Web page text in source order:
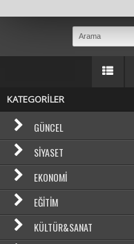
KATEGORİLER
GÜNCEL
SIYASET
EKONOMI
EĞITIM
KÜLTÜR&SANAT